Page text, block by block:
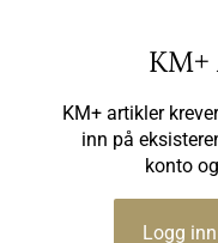
KM+ artikler
inn på
konto
Logg inn